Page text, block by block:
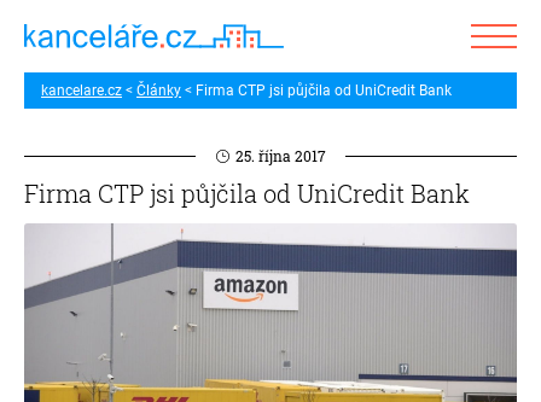
kancelare.cz Články Firma CTP jsi půjčila od UniCredit Bank
25. října 2017
Firma CTP jsi půjčila od UniCredit Bank